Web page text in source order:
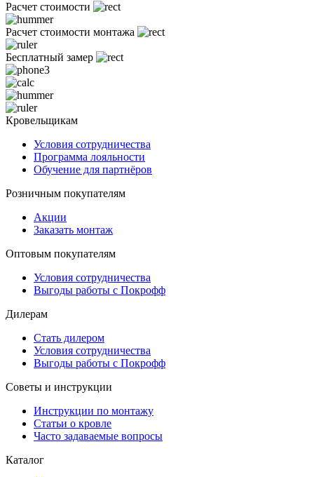
Расчет стоимости
Расчет стоимости монтажа
Бесплатный замер
Кровельщикам
Условия сотрудничества
Программа лояльности
Обучение для партнёров
Розничным покупателям
Акции
Заказать монтаж
Оптовым покупателям
Условия сотрудничества
Выгоды работы с Покрофф
Дилерам
Стать дилером
Условия сотрудничества
Выгоды работы с Покрофф
Советы и инструкции
Инструкции по монтажу
Статьи о кровле
Часто задаваемые вопросы
Каталог